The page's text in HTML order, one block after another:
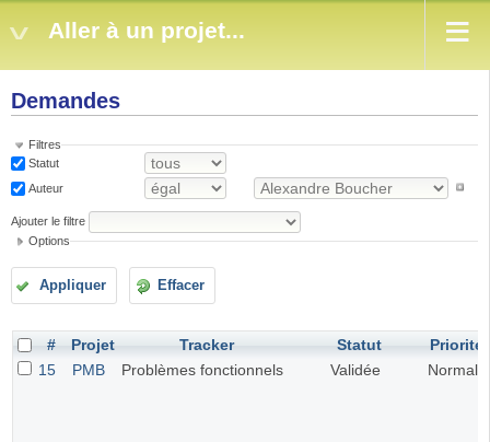
Aller à un projet...
Demandes
Filtres
Statut
Auteur
Ajouter le filtre
Options
Appliquer Effacer
# Projet Tracker Statut
Priorité
15
PMB Problèmes fonctionnels Validée Normal